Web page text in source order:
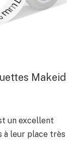
Makeid
un excellent
à leur place très